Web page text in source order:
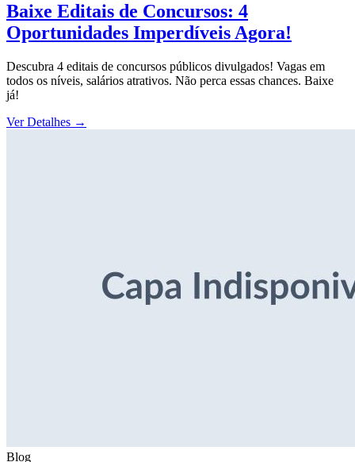
Baixe Editais de Concursos: 4
Oportunidades Imperdíveis Agora!
Descubra 4 editais de concursos públicos divulgados! Vagas em
todos os níveis, salários atrativos. Não perca essas chances. Baixe
já!
Ver Detalhes →
Blog